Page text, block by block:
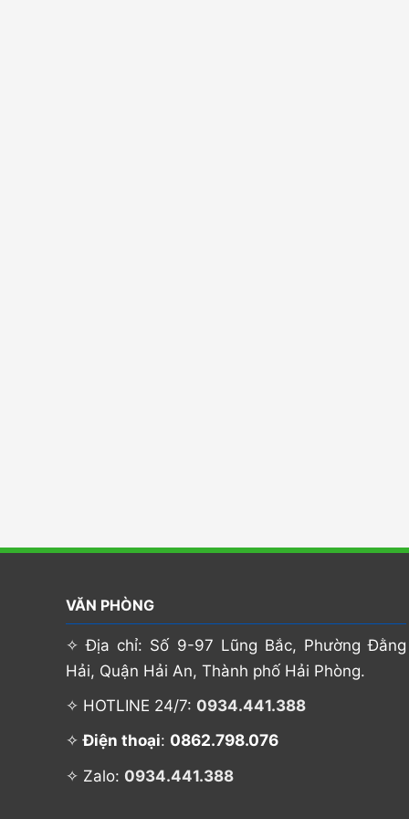
VĂN PHÒNG
✧ Địa chỉ: Số 9-97 Lũng Bắc, Phường Đằng
Hải, Quận Hải An, Thành phố Hải Phòng.
✧ HOTLINE 24/7: 0934.441.388
✧Điện thoại: 0862.798.076
✧ Zalo: 0934.441.388